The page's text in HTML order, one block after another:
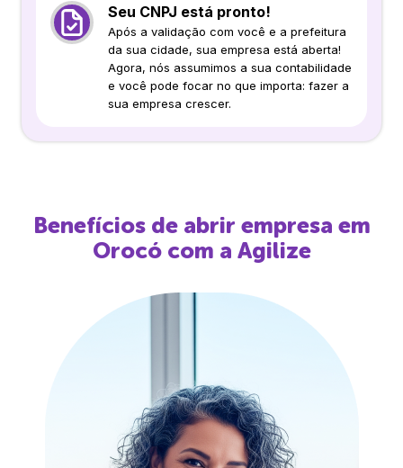
Seu CNPJ está pronto!
Após a validação com você e a prefeitura
da sua cidade, sua empresa está aberta!
Agora, nós assumimos a sua contabilidade
e você pode focar no que importa: fazer a
sua empresa crescer.
Benefícios de abrir empresa em
Orocócom a Agilize